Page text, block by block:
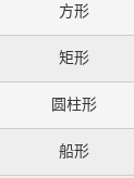
方形
矩形
圆柱形
船形